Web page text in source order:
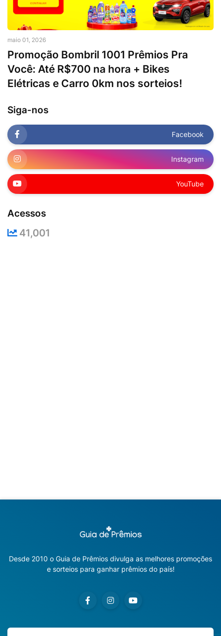
maio 01, 2026
Promoção Bombril 1001 Prêmios Pra
Você: Até R$700 na hora + Bikes
Elétricas e Carro 0km nos sorteios!
Siga-nos
Facebook
Instagram
YouTube
Acessos
41,001
Desde 2010 o Guia de Prêmios divulga as melhores promoções
e sorteios para ganhar prêmios do país!